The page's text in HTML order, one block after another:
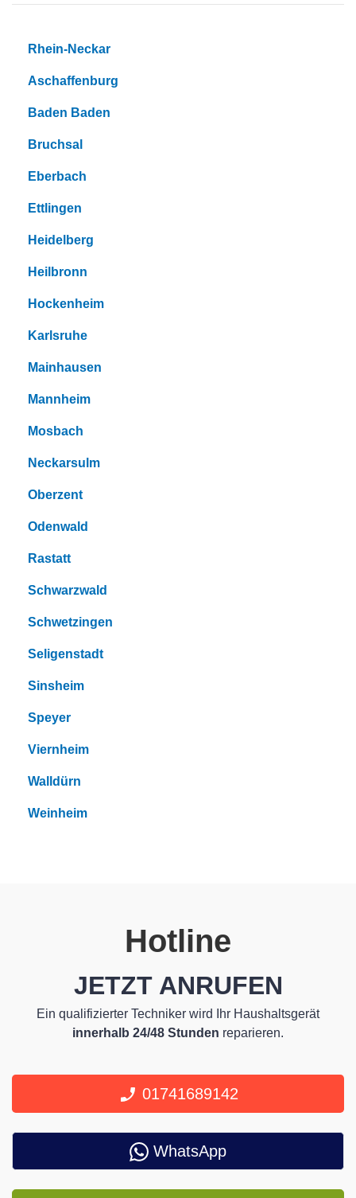
Rhein-Neckar
Aschaffenburg
Baden Baden
Bruchsal
Eberbach
Ettlingen
Heidelberg
Heilbronn
Hockenheim
Karlsruhe
Mainhausen
Mannheim
Mosbach
Neckarsulm
Oberzent
Odenwald
Rastatt
Schwarzwald
Schwetzingen
Seligenstadt
Sinsheim
Speyer
Viernheim
Walldürn
Weinheim
Hotline
JETZT ANRUFEN
Ein qualifizierter Techniker wird Ihr Haushaltsgerät
innerhalb 24/48 Stunden reparieren.
01741689142
WhatsApp